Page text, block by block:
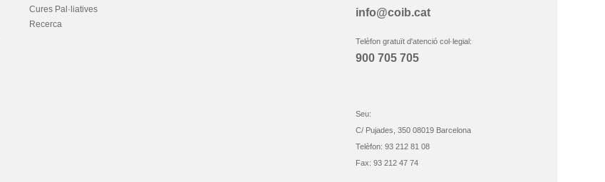
Cures Pal·liatives
Recerca
info@coib.cat
Telèfon gratuït d'atenció col·legial:
900 705 705
Seu:
C/ Pujades, 350 08019 Barcelona
Telèfon: 93 212 81 08
Fax: 93 212 47 74